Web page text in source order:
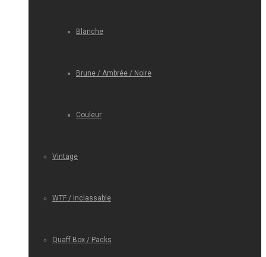
Blanche
Brune / Ambrée / Noire
Couleur
Vintage
WTF / Inclassable
Quaff Box / Packs